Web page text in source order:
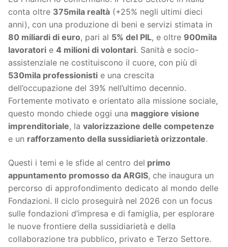
conta oltre 375mila realtà (+25% negli ultimi dieci
anni), con una produzione di beni e servizi stimata in
80 miliardi di euro, pari al 5% del PIL, e oltre 900mila
lavoratori e 4 milioni di volontari. Sanità e socio-
assistenziale ne costituiscono il cuore, con più di
530mila professionisti e una crescita
dell’occupazione del 39% nell’ultimo decennio.
Fortemente motivato e orientato alla missione sociale,
questo mondo chiede oggi una maggiore visione
imprenditoriale, la valorizzazione delle competenze
e un rafforzamento della sussidiarietà orizzontale.
Questi i temi e le sfide al centro del primo
appuntamento promosso da ARGIS, che inaugura un
percorso di approfondimento dedicato al mondo delle
Fondazioni. Il ciclo proseguirà nel 2026 con un focus
sulle fondazioni d’impresa e di famiglia, per esplorare
le nuove frontiere della sussidiarietà e della
collaborazione tra pubblico, privato e Terzo Settore.